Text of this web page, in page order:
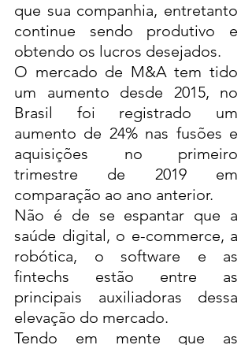
que sua companhia, entretanto
continue sendo produtivo e
obtendo os lucros desejados.
O mercado de M&A tem tido
um aumento desde 2015, no
Brasil foi registrado um
aumento de 24% nas fusões e
aquisições no primeiro
trimestre de 2019 em
comparação ao ano anterior.
Não é de se espantar que a
saúde digital, o e-commerce, a
robótica, o software e as
fintechs estão entre as
principais auxiliadoras dessa
elevação do mercado.
Tendo em mente que as